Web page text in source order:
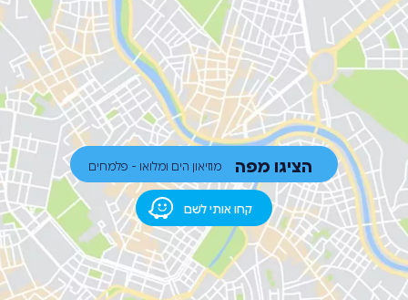
קחו אותי לשם
הציגו מפה מוזיאון הים ומלואו - פלמחים